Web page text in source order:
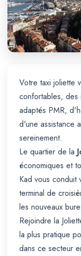
Votre taxi joliette
confortables, des
adaptés PMR,
d'une assistance
sereinement.
Le quartier de la
économiques et
Kad vous conduit
terminal de
les nouveaux
Rejoindre la
la plus pratique
dans ce secteur